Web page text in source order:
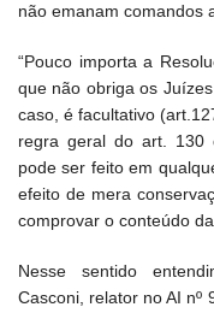
não emanam comandos
“Pouco importa a
que não obriga os
caso, é facultativo
regra geral do art. 130
pode ser feito em
efeito de mera
comprovar o conteúdo
Nesse sentido
Casconi, relator no AI nº